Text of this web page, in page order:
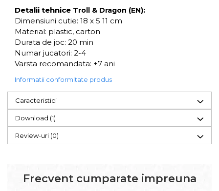
Detalii tehnice Troll & Dragon (EN):
Dimensiuni cutie: 18 x 5 11 cm
Material: plastic, carton
Durata de joc: 20 min
Numar jucatori: 2-4
Varsta recomandata: +7 ani
Informatii conformitate produs
Caracteristici
Download (1)
Review-uri (0)
Frecvent cumparate impreuna